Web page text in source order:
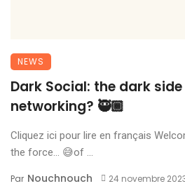
NEWS
Dark Social: the dark
networking? 🥷🏾
Cliquez ici pour lire en français
the force… 😅of ...
Par Nouchnouch 24 novembre